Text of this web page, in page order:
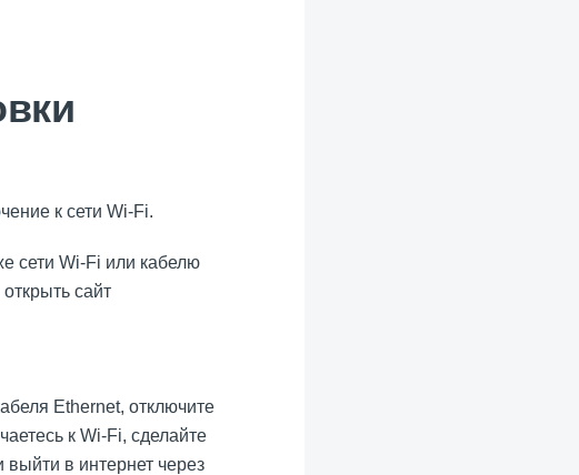
к сети Wi-Fi.
сети Wi-Fi или кабелю
сайт
Ethernet, отключите
к Wi-Fi, сделайте
выйти в интернет через